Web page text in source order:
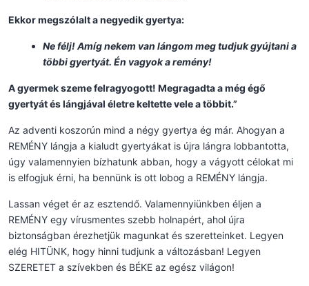
Ekkor megszólalt a negyedik gyertya:
Ne félj! Amíg nekem van lángom meg tudjuk gyújtani a
többi gyertyát. Én vagyok a remény!
A gyermek szeme felragyogott! Megragadta a még égő
gyertyát és lángjával életre keltette vele a többit.”
Az adventi koszorún mind a négy gyertya ég már. Ahogyan a
REMÉNY lángja a kialudt gyertyákat is újra lángra lobbantotta,
úgy valamennyien bízhatunk abban, hogy a vágyott célokat mi
is elfogjuk érni, ha bennünk is ott lobog a REMÉNY lángja.
Lassan véget ér az esztendő. Valamennyiünkben éljen a
REMÉNY egy vírusmentes szebb holnapért, ahol újra
biztonságban érezhetjük magunkat és szeretteinket. Legyen
elég HITÜNK, hogy hinni tudjunk a változásban! Legyen
SZERETET a szívekben és BÉKE az egész világon!